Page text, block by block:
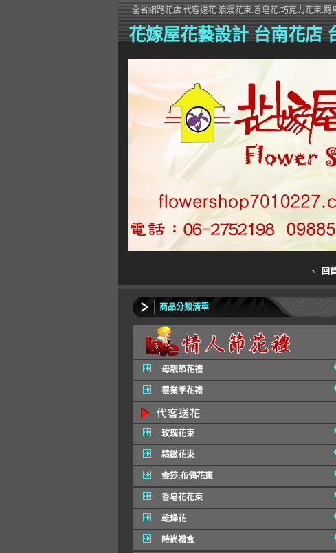
花嫁屋花藝設計 台南花店
全省網路花店 代客送花 浪漫花束.香皂花.巧克力花束.
回
商品分類清單
母親節花禮
畢業季花禮
玫瑰花束
精緻花束
金莎.布偶花束
香皂花花束
乾燥花
時尚禮盒